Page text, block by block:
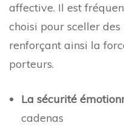
affective. Il est
choisi pour sceller des
renforçant ainsi la
porteurs.
La sécurité
cadenas